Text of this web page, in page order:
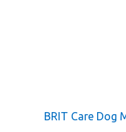
BRIT Care Dog